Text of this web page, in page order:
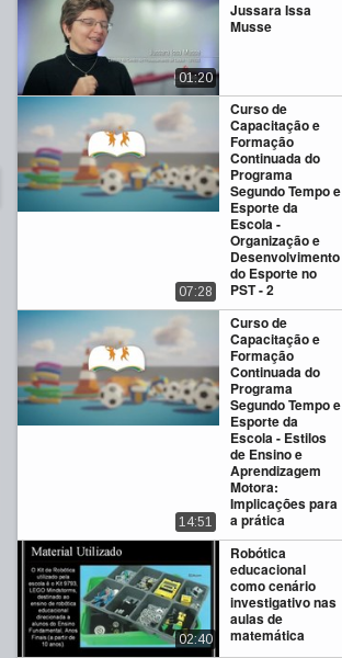
Jussara Issa
Musse
01:20
Curso de
Capacitação e
Formação
Continuada do
Programa
Segundo Tempo e
Esporte da
Escola -
Organização e
Desenvolvimento
do Esporte no
PST - 2
07:28
Curso de
Capacitação e
Formação
Continuada do
Programa
Segundo Tempo e
Esporte da
Escola - Estilos
de Ensino e
Aprendizagem
Motora:
Implicações para
a prática
14:51
Robótica
educacional
como cenário
investigativo nas
aulas de
matemática
02:40